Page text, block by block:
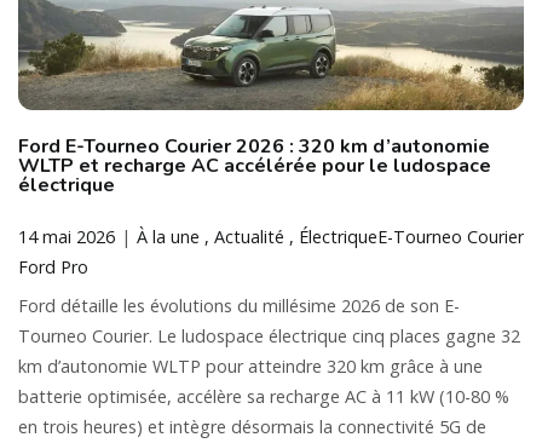
Ford E-Tourneo Courier 2026 : 320 km d’autonomie
WLTP et recharge AC accélérée pour le ludospace
électrique
14 mai 2026 À la une Actualité ÉlectriqueE-Tourneo Courier
Ford Pro
Ford détaille les évolutions du millésime 2026 de son E-
Tourneo Courier. Le ludospace électrique cinq places gagne 32
km d’autonomie WLTP pour atteindre 320 km grâce à une
batterie optimisée, accélère sa recharge AC à 11 kW (10-80 %
en trois heures) et intègre désormais la connectivité 5G de